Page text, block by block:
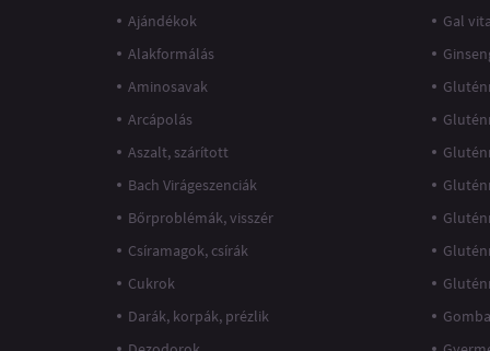
Ajándékok
Alakformálás
Aminosavak
Arcápolás
Aszalt, szárított
Bach Virágeszenciák
Bőrproblémák, visszér
Csíramagok, csírák
Cukrok
Darák, korpák, prézlik
Gal